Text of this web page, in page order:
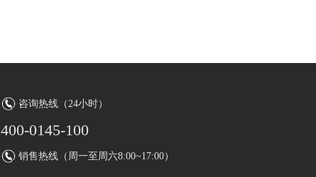
咨询热线（24小时）
400-0145-100
销售热线（周一至周六8:00~17:00）